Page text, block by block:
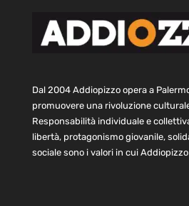
Dal 2004 Addiopizzo opera a
promuovere una rivoluzione
Responsabilità individuale e
libertà, protagonismo giovanile,
sociale sono i valori in cui